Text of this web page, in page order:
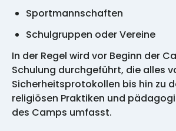
Sportmannschaften
Schulgruppen oder Vereine
In der Regel wird vor Beginn der
Schulung durchgeführt, die alles
Sicherheitsprotokollen bis hin zu
religiösen Praktiken und
des Camps umfasst.